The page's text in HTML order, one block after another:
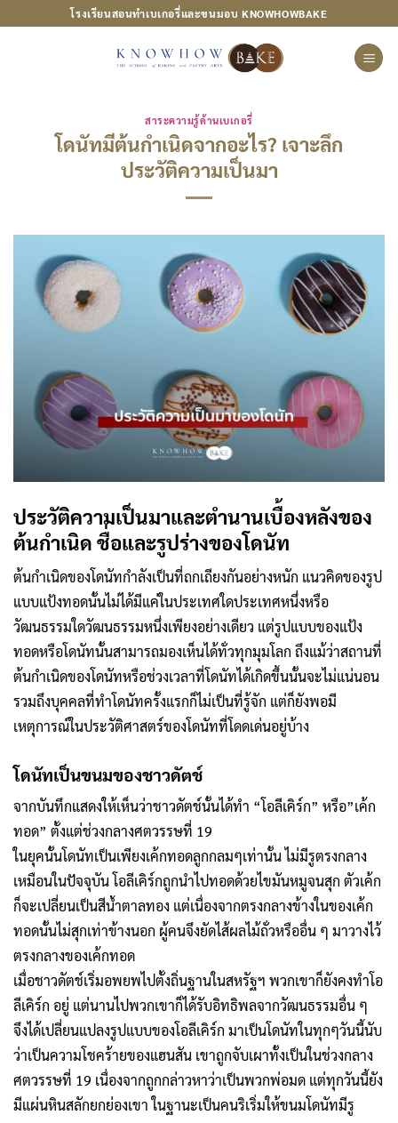
โรงเรียนสอนทำเบเกอรี่และขนมอบ KNOWHOWBAKE
สาระความรู้ด้านเบเกอรี่
โดนัทมีต้นกำเนิดจากอะไร? เจาะลึก
ประวัติความเป็นมา
ประวัติความเป็นมาและตำนานเบื้องหลังของ
ต้นกำเนิด ชื่อและรูปร่างของโดนัท
ต้นกำเนิดของโดนัทกำลังเป็นที่ถกเถียงกันอย่างหนัก แนวคิดของรูป
แบบแป้งทอดนั้นไม่ได้มีแค่ในประเทศใดประเทศหนึ่งหรือ
วัฒนธรรมใดวัฒนธรรมหนึ่งเพียงอย่างเดียว แต่รูปแบบของแป้ง
ทอดหรือโดนัทนั้นสามารถมองเห็นได้ทั่วทุกมุมโลก ถึงแม้ว่าสถานที่
ต้นกำเนิดของโดนัทหรือช่วงเวลาที่โดนัทได้เกิดขึ้นนั้นจะไม่แน่นอน
รวมถึงบุคคลที่ทำโดนัทครั้งแรกก็ไม่เป็นที่รู้จัก แต่ก็ยังพอมี
เหตุการณ์ในประวัติศาสตร์ของโดนัทที่โดดเด่นอยู่บ้าง
โดนัทเป็นขนมของชาวดัตช์
จากบันทึกแสดงให้เห็นว่าชาวดัตช์นั้นได้ทำ “โอลีเคิร์ก” หรือ”เค้ก
ทอด” ตั้งแต่ช่วงกลางศตวรรษที่ 19
ในยุคนั้นโดนัทเป็นเพียงเค้กทอดลูกกลมๆเท่านั้น ไม่มีรูตรงกลาง
เหมือนในปัจจุบัน โอลีเคิร์กถูกนำไปทอดด้วยไขมันหมูจนสุก ตัวเค้ก
ก็จะเปลี่ยนเป็นสีน้ำตาลทอง แต่เนื่องจากตรงกลางข้างในของเค้ก
ทอดนั้นไม่สุกเท่าข้างนอก ผู้คนจึงยัดไส้ผลไม้ถั่วหรืออื่น ๆ มาวางไว้
ตรงกลางของเค้กทอด
เมื่อชาวดัตช์เริ่มอพยพไปตั้งถิ่นฐานในสหรัฐฯ พวกเขาก็ยังคงทำโอ
ลีเคิร์ก อยู่ แต่นานไปพวกเขาก็ได้รับอิทธิพลจากวัฒนธรรมอื่น ๆ
จึงได้เปลี่ยนแปลงรูปแบบของโอลีเคิร์ก มาเป็นโดนัทในทุกๆวันนี้นับ
ว่าเป็นความโชคร้ายของแฮนสัน เขาถูกจับเผาทั้งเป็นในช่วงกลาง
ศตวรรษที่ 19 เนื่องจากถูกกล่าวหาว่าเป็นพวกพ่อมด แต่ทุกวันนี้ยัง
มีแผ่นหินสลักยกย่องเขา ในฐานะเป็นคนริเริ่มให้ขนมโดนัทมีรู